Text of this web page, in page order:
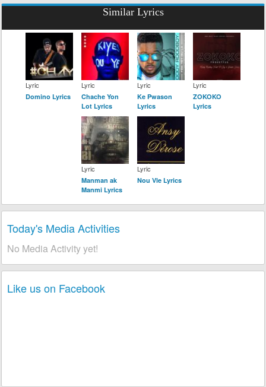
Similar Lyrics
Lyric
Domino Lyrics
Lyric
Chache Yon
Lot Lyrics
Lyric
Ke Pwason
Lyrics
Lyric
ZOKOKO
Lyrics
Lyric
Manman ak
Manmi Lyrics
Lyric
Nou Vle Lyrics
Today's Media Activities
No Media Activity yet!
Like us on Facebook